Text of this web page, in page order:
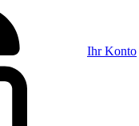
Ihr Konto